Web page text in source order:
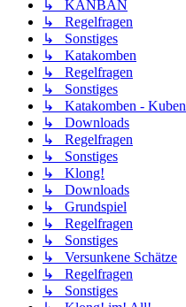
↳ KANBAN
↳ Regelfragen
↳ Sonstiges
↳ Katakomben
↳ Regelfragen
↳ Sonstiges
↳ Katakomben - Kuben
↳ Downloads
↳ Regelfragen
↳ Sonstiges
↳ Klong!
↳ Downloads
↳ Grundspiel
↳ Regelfragen
↳ Sonstiges
↳ Versunkene Schätze
↳ Regelfragen
↳ Sonstiges